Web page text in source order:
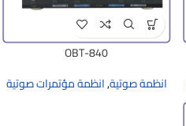
OBT-840
انظمة صوتية,انظمة مؤتمرات صوتية